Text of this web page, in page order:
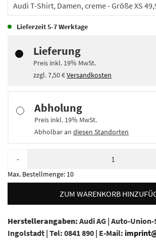
Lieferzeit5-7 Werktage
Lieferung
Preis inkl. 19% MwSt.
zzgl.7,50 €Versandkosten
Abholung
Preis inkl. 19% MwSt.
Abholbar an diesen Standorten
-
Max. Bestellmenge: 10
ZUM WARENKORB
Herstellerangaben: Audi AG | Auto-Union-
Ingolstadt | Tel: 0841 890 | E-Mail: